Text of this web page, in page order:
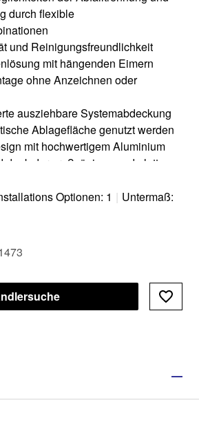
durch flexible
und Reinigungsfreundlichkeit
mit hängenden Eimern
ohne Anzeichnen oder
ausziehbare Systemabdeckung
Ablagefläche genutzt werden
mit hochwertigem Aluminium
dank der großzügigen und glatten
ergänzt das System zu einer
Optionen: 1 | Untermaß: